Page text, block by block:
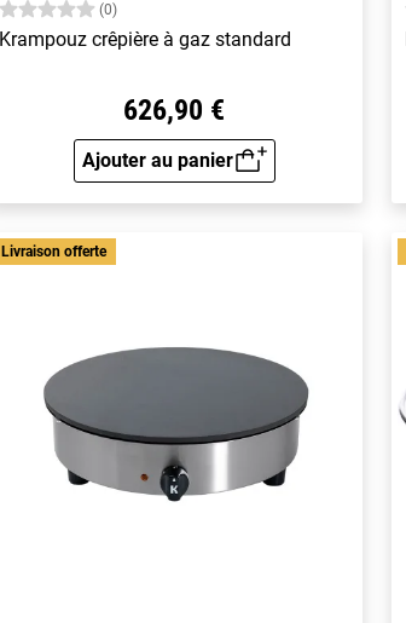
(0)
Krampouz crêpière à gaz standard
626,90 €
Ajouter au panier
Aperçu rapide
Livraison offerte